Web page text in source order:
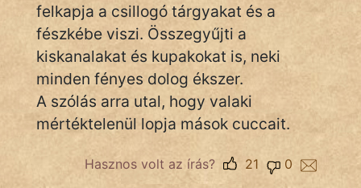
SZÓLÁS
És
KÖZMONDÁS
PSZICHO
felkapja a csillogó tárgyakat és a
fészkébe viszi. Összegyűjti a
kiskanalakat és kupakokat is, neki
minden fényes dolog ékszer.
A szólás arra utal, hogy valaki
mértéktelenül lopja mások cuccait.
Hasznos volt az írás? 0
21